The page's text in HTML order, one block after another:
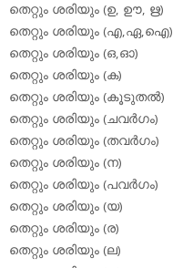
തെറ്റും ശരിയും (ഉ, ഊ, ഋ)
തെറ്റും ശരിയും (എ,ഏ,ഐ)
തെറ്റും ശരിയും (ഒ,ഓ)
തെറ്റും ശരിയും (ക)
തെറ്റും ശരിയും (കൂടുതല്‍)
തെറ്റും ശരിയും (ചവര്‍ഗം)
തെറ്റും ശരിയും (തവര്‍ഗം)
തെറ്റും ശരിയും (ന)
തെറ്റും ശരിയും (പവര്‍ഗം)
തെറ്റും ശരിയും (യ)
തെറ്റും ശരിയും (ര)
തെറ്റും ശരിയും (ല)